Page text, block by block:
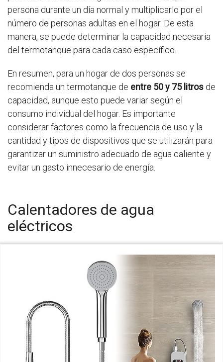
persona durante un día normal y multiplicarlo por el
número de personas adultas en el hogar. De esta
manera, se puede determinar la capacidad necesaria
del termotanque para cada caso específico.
En resumen, para un hogar de dos personas se
recomienda un termotanque de entre 50 y 75 litros de
capacidad, aunque esto puede variar según el
consumo individual del hogar. Es importante
considerar factores como la frecuencia de uso y la
cantidad y tipos de dispositivos que se utilizarán para
garantizar un suministro adecuado de agua caliente y
evitar un gasto innecesario de energía.
Calentadores de agua
eléctricos